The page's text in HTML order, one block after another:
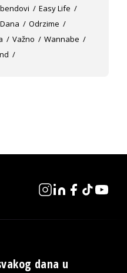
Easy Life
Odrzime
Važno
Wannabe
dana u